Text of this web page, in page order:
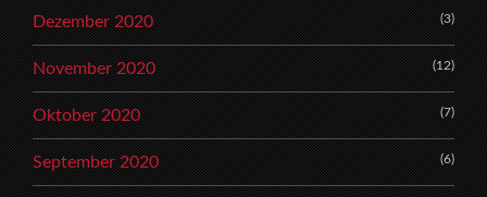
Dezember 2020 (3)
November 2020 (12)
Oktober 2020 (7)
September 2020 (6)